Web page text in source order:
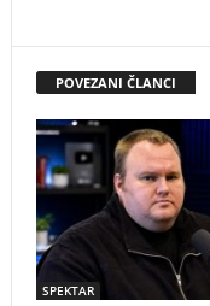
POVEZANI ČLANCI
SPEKTAR